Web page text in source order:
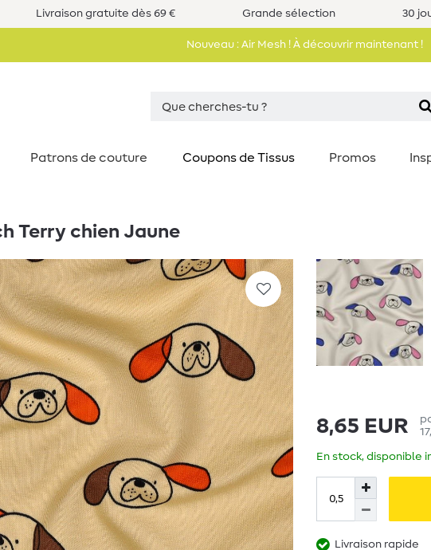
Livraison gratuite dès 69 € Grande sélection 30
Nouveau : Air Mesh ! À découvrir maintenant !
Patrons de couture Coupons de Tissus Promos
Terry chien Jaune
8,65 EUR
En stock, disponible
Livraison rapide